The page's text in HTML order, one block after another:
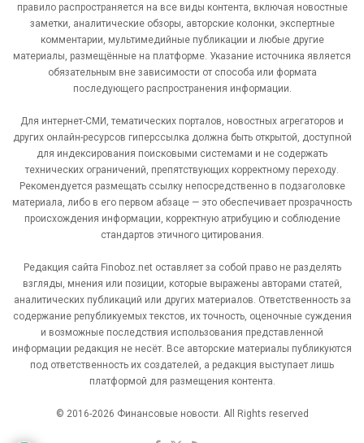
правило распространяется на все виды контента, включая новостные
заметки, аналитические обзоры, авторские колонки, экспертные
комментарии, мультимедийные публикации и любые другие
материалы, размещённые на платформе. Указание источника является
обязательным вне зависимости от способа или формата
последующего распространения информации.
Для интернет-СМИ, тематических порталов, новостных агрегаторов и
других онлайн-ресурсов гиперссылка должна быть открытой, доступной
для индексирования поисковыми системами и не содержать
технических ограничений, препятствующих корректному переходу.
Рекомендуется размещать ссылку непосредственно в подзаголовке
материала, либо в его первом абзаце — это обеспечивает прозрачность
происхождения информации, корректную атрибуцию и соблюдение
стандартов этичного цитирования.
Редакция сайта Finoboz.net оставляет за собой право не разделять
взгляды, мнения или позиции, которые выражены авторами статей,
аналитических публикаций или других материалов. Ответственность за
содержание републикуемых текстов, их точность, оценочные суждения
и возможные последствия использования представленной
информации редакция не несёт. Все авторские материалы публикуются
под ответственность их создателей, а редакция выступает лишь
платформой для размещения контента.
© 2016-2026 Финансовые новости. All Rights reserved